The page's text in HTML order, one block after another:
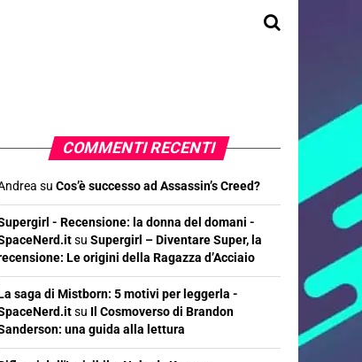
COMMENTI RECENTI
su Cos’è successo ad Assassin’s Creed?
- Recensione: la donna del domani -
su Supergirl – Diventare Super, la
Le origini della Ragazza d’Acciaio
saga di Mistborn: 5 motivi per leggerla -
su Il Cosmoverso di Brandon
una guida alla lettura